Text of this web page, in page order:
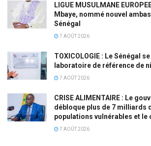
LIGUE MUSULMANE
Mbaye, nommé nouvel
Sénégal
7 AOÛT 2026
TOXICOLOGIE : Le Sénégal
laboratoire de référence de
7 AOÛT 2026
CRISE ALIMENTAIRE : Le
débloque plus de 7 milliards
populations vulnérables et le
7 AOÛT 2026